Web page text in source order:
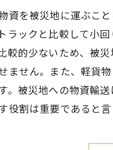
を被災地に運ぶこ
ックと比較して小
的少ないため、被
ません。また、軽貨
被災地への物資輸
割は重要であると言